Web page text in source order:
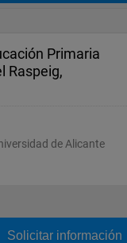
Primaria
Raspeig,
de Alicante
Solicitar información